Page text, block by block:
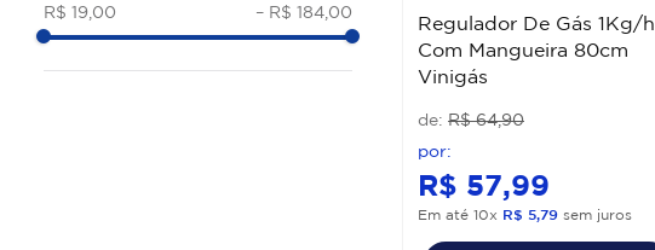
R$ 19,00 – R$ 184,00
Regulador De Gás 1Kg/h
Com Mangueira 80cm
Vinigás
R$ 64,90
R$ 57,99
Em até 10x R$ 5,79 sem juros